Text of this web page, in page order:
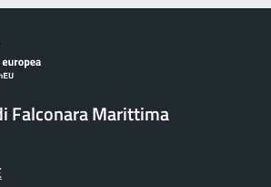
Falconara Marittima